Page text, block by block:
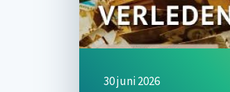
30 juni 2026